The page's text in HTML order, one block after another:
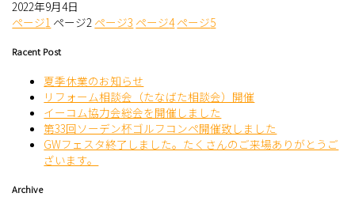
2022年9月4日
ページ1 ページ2 ページ3 ページ4ページ5
Racent Post
夏季休業のお知らせ
リフォーム相談会（たなばた相談会）開催
イーコム協力会総会を開催しました
第33回ソーデン杯ゴルフコンペ開催致しました
GWフェスタ終了しました。たくさんのご来場ありがとうご
ざいます。
Archive